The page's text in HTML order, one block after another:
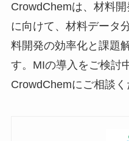
CrowdChemは、材料
に向けて、材料データ
料開発の効率化と課題
す。MIの導入をご検討
CrowdChemにご相談く